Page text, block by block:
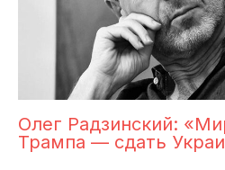
Олег Радзинский:
Трампа — сдать